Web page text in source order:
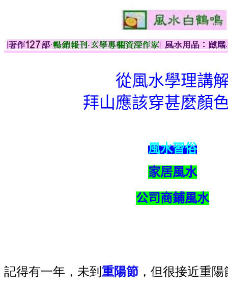
從風水學理講
拜山應該穿甚麼顏
風水習俗
家居風水
公司商鋪風水
記得有一年，未到 重陽節 ，但很接近重